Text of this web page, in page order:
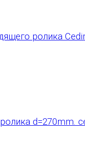
ролика
d=270mm.